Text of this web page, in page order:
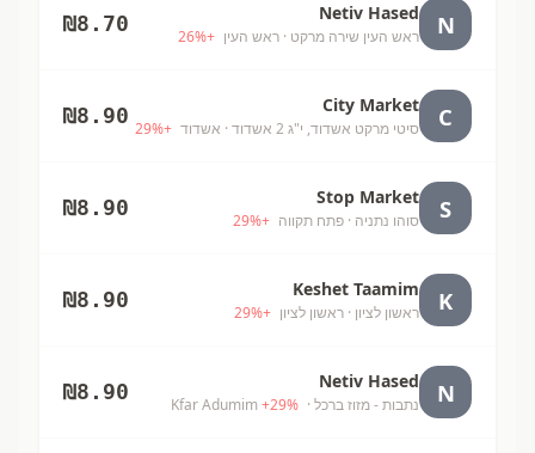
N
Netiv Hased
ראש העין שירה מרקט · ראש העין +
26%
₪8.70
C
City Market
סיטי מרקט אשדוד, י"ג 2 אשדוד · אשדוד +
29%
₪8.90
S
Stop Market
סוהו נתניה · פתח תקווה +
29%
₪8.90
K
Keshet Taamim
ראשון לציון · ראשון לציון +
29%
₪8.90
N
Netiv Hased
נתבות - מזוז ברכל · Kfar Adumim
+29%
₪8.90